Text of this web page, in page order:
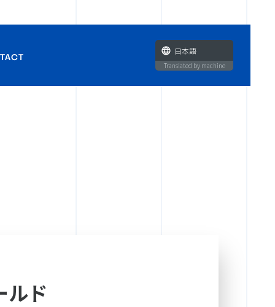
日本語
Translated by machine
ルド